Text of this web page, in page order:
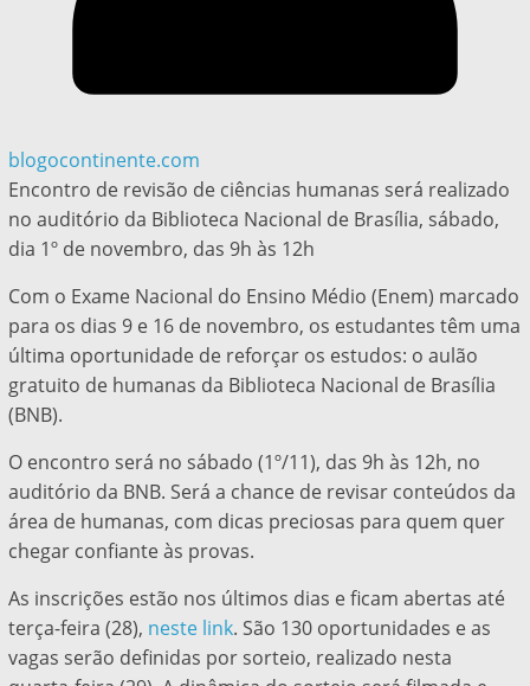
blogocontinente.com
Encontro de revisão de ciências humanas será realizado
no auditório da Biblioteca Nacional de Brasília, sábado,
dia 1º de novembro, das 9h às 12h
Com o Exame Nacional do Ensino Médio (Enem) marcado
para os dias 9 e 16 de novembro, os estudantes têm uma
última oportunidade de reforçar os estudos: o aulão
gratuito de humanas da Biblioteca Nacional de Brasília
(BNB).
O encontro será no sábado (1º/11), das 9h às 12h, no
auditório da BNB. Será a chance de revisar conteúdos da
área de humanas, com dicas preciosas para quem quer
chegar confiante às provas.
As inscrições estão nos últimos dias e ficam abertas até
terça-feira (28), neste link. São 130 oportunidades e as
vagas serão definidas por sorteio, realizado nesta